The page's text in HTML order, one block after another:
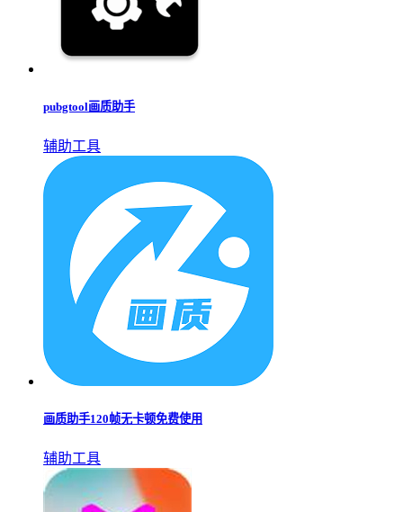
pubgtool画质助手
辅助工具
画质助手120帧无卡顿免费使用
辅助工具